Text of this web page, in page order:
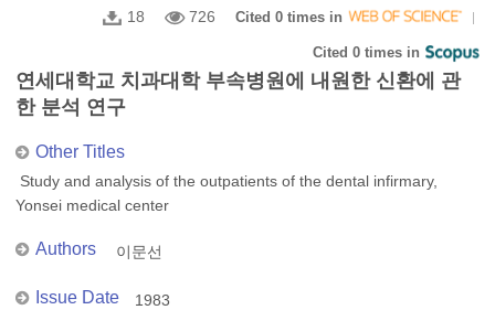
18 726 Cited 0 times in
Cited 0 times in
연세대학교 치과대학 부속병원에 내원한 신환에 관
한 분석 연구
Other Titles
Study and analysis of the outpatients of the dental infirmary,
Yonsei medical center
Authors 이문선
Issue Date 1983